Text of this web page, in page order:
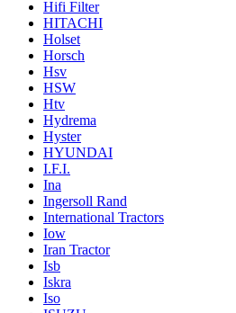
Hifi Filter
HITACHI
Holset
Horsch
Hsv
HSW
Htv
Hydrema
Hyster
HYUNDAI
I.F.I.
Ina
Ingersoll Rand
International Tractors
Iow
Iran Tractor
Isb
Iskra
Iso